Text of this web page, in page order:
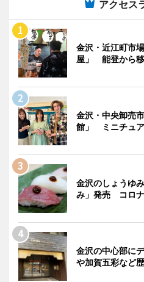
アクセス
金沢・近江町市
屋」 能登から
金沢・中央卸売
館」 ミニチュ
金沢のしょうゆ
み」発売 コロナ
金沢の中心部に
や加賀五彩など